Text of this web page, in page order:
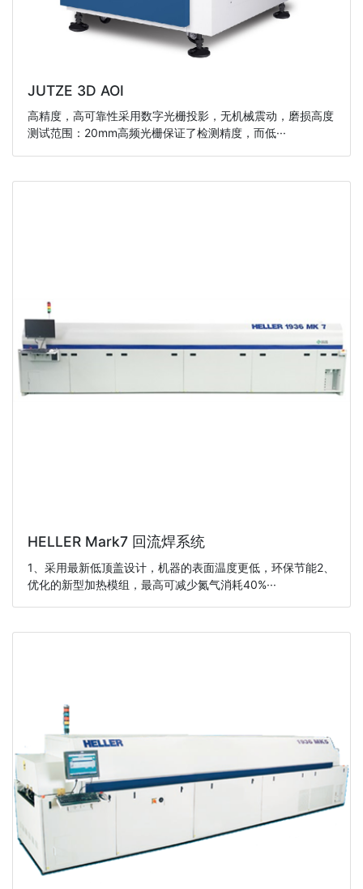
JUTZE 3D AOI
高精度，高可靠性采用数字光栅投影，无机械震动，磨损高度
测试范围：20mm高频光栅保证了检测精度，而低···
HELLER Mark7 回流焊系统
1、采用最新低顶盖设计，机器的表面温度更低，环保节能2、
优化的新型加热模组，最高可减少氮气消耗40%···